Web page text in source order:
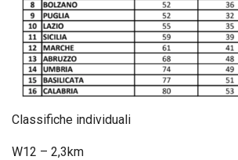
Classifiche individuali
W12 – 2,3km